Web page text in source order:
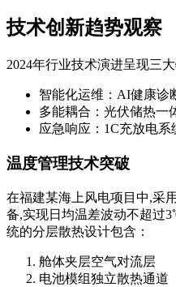
技术创新趋势观察
2024年行业技术演进呈现三大
智能化运维：AI健康诊
多能耦合：光伏储热一
应急响应：1C充放电系
温度管理技术突破
在福建某海上风电项目中,采
备,实现日均温差波动不超过
统的分层散热设计包含：
舱体夹层空气对流层
电池模组独立散热通道